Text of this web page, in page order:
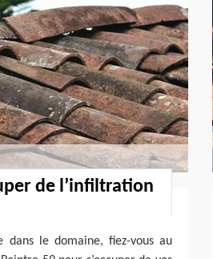
de l’infiltration
dans le domaine, fiez-vous au